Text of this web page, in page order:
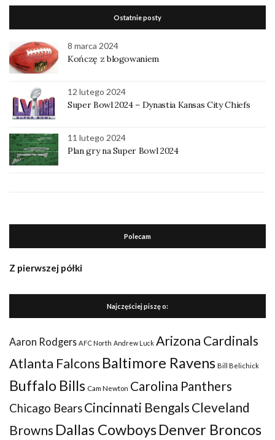
Ostatnie posty
8 marca 2024
Kończę z blogowaniem
12 lutego 2024
Super Bowl 2024 – Dynastia Kansas City Chiefs
11 lutego 2024
Plan gry na Super Bowl 2024
Polecam
Z pierwszej półki
Najczęściej piszę o:
Aaron Rodgers AFC North Andrew Luck Arizona Cardinals
Atlanta Falcons Baltimore Ravens Bill Belichick
Buffalo Bills Cam Newton Carolina Panthers
Chicago BearsCincinnati Bengals Cleveland
Browns Dallas CowboysDenver Broncos